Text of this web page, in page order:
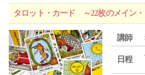
タロット・カード ～22枚のメイン
講師
日程